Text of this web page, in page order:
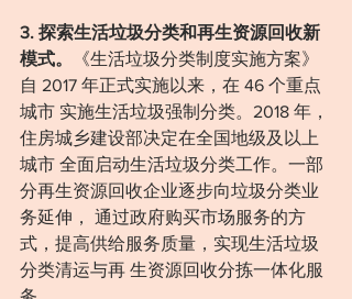
3. 探索生活垃圾分类和再生资源回收新
模式。
《生活垃圾分类制度实施方案》
自 2017 年正式实施以来，在 46 个重点
城市 实施生活垃圾强制分类。2018 年，
住房城乡建设部决定在全国地级及以上
城市 全面启动生活垃圾分类工作。一部
分再生资源回收企业逐步向垃圾分类业
务延伸， 通过政府购买市场服务的方
式，提高供给服务质量，实现生活垃圾
分类清运与再 生资源回收分拣一体化服